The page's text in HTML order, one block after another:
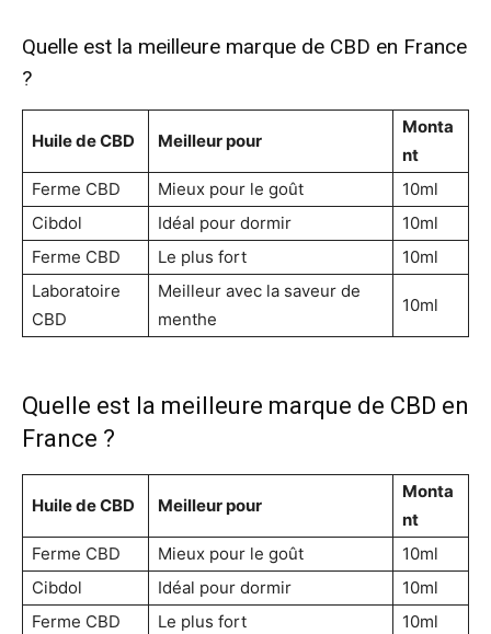
Quelle est la meilleure marque de CBD en France
?
Huile de CBD Meilleur pour
Monta
nt
Ferme CBD
Mieux pour le goût
10ml
Cibdol
Idéal pour dormir
10ml
Ferme CBD
Le plus fort
10ml
Laboratoire
CBD
Meilleur avec la saveur de
menthe
10ml
Quelle est la meilleure marque de CBD en
France ?
Huile de CBD Meilleur pour
Monta
nt
Ferme CBD
Mieux pour le goût
10ml
Cibdol
Idéal pour dormir
10ml
Ferme CBD
Le plus fort
10ml